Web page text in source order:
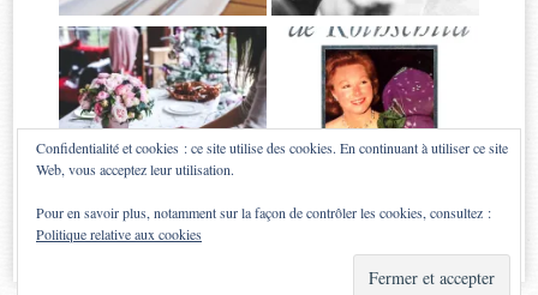
Confidentialité et cookies : ce site utilise des cookies. En continuant à utiliser ce site
Web, vous acceptez leur utilisation.
Pour en savoir plus, notamment sur la façon de contrôler les cookies, consultez :
Politique relative aux cookies